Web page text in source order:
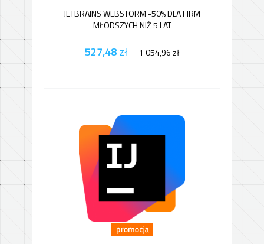
JETBRAINS WEBSTORM -50% DLA FIRM
MŁODSZYCH NIŻ 5 LAT
527,48zł 1 054,96zł